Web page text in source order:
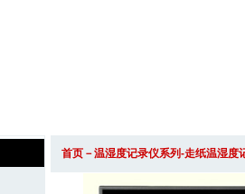
首页－温湿度记录仪系列-走纸温湿度